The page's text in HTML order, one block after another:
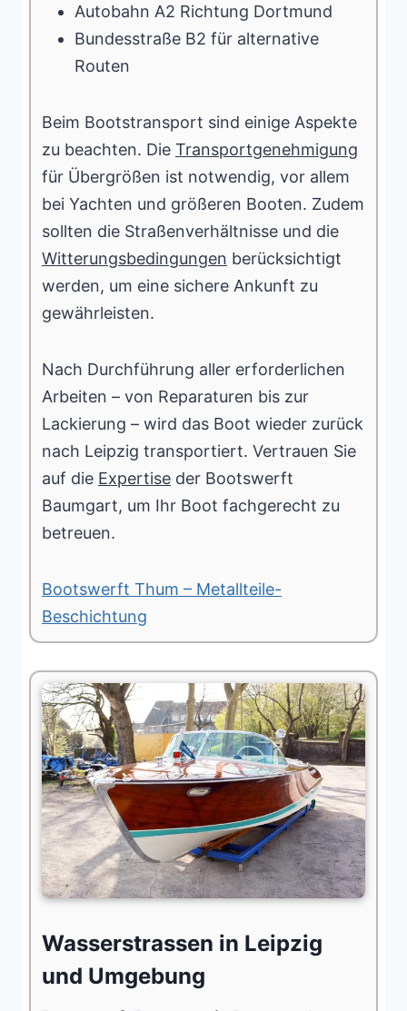
Autobahn A2 Richtung Dortmund
Bundesstraße B2 für alternative
Routen
Beim Bootstransport sind einige Aspekte
zu beachten. Die Transportgenehmigung
für Übergrößen ist notwendig, vor allem
bei Yachten und größeren Booten. Zudem
sollten die Straßenverhältnisse und die
Witterungsbedingungen berücksichtigt
werden, um eine sichere Ankunft zu
gewährleisten.
Nach Durchführung aller erforderlichen
Arbeiten – von Reparaturen bis zur
Lackierung – wird das Boot wieder zurück
nach Leipzig transportiert. Vertrauen Sie
auf die Expertise der Bootswerft
Baumgart, um Ihr Boot fachgerecht zu
betreuen.
Bootswerft Thum – Metallteile-
Beschichtung
Wasserstrassen in Leipzig
und Umgebung